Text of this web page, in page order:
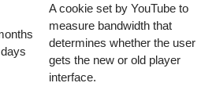
A cookie set by YouTube to
measure bandwidth that
determines whether the user
gets the new or old player
interface.